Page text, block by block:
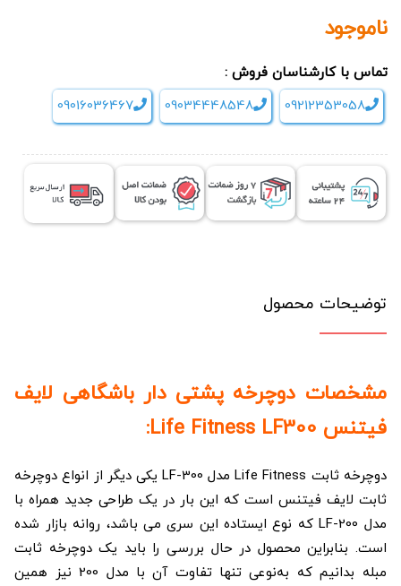
ناموجود
تماس با کارشناسان فروش :
09212353058
09034448548
09016036467
توضیحات محصول
مشخصات دوچرخه پشتی دار باشگاهی لایف
فیتنس Life Fitness LF300:
دوچرخه ثابت Life Fitness مدل LF-300 یکی دیگر از انواع دوچرخه
ثابت لایف فیتنس است که این بار در یک طراحی جدید همراه با
مدل LF-200 که نوع ایستاده این سری می باشد، روانه بازار شده
است. بنابراین محصول در حال بررسی را باید یک دوچرخه ثابت
مبله بدانیم که به‌نوعی تنها تفاوت آن با مدل 200 نیز همین